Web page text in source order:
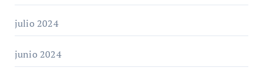
julio 2024
junio 2024